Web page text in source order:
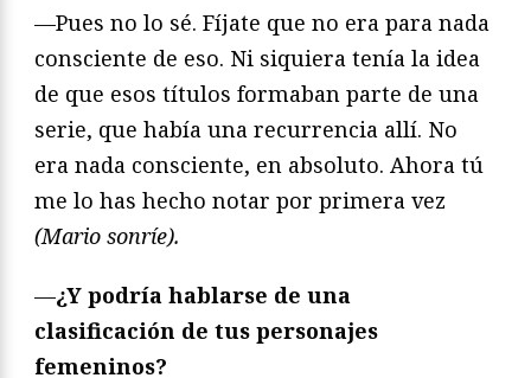
—Pues no lo sé. Fíjate que no era para nada
consciente de eso. Ni siquiera tenía la idea
de que esos títulos formaban parte de una
serie, que había una recurrencia allí. No
era nada consciente, en absoluto. Ahora tú
me lo has hecho notar por primera vez
(Mario sonríe).
—¿Y podría hablarse de una
clasificación de tus personajes
femeninos?